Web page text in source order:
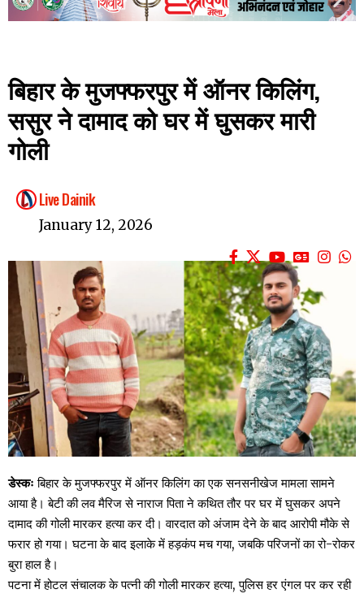
बिहार के मुजफ्फरपुर में ऑनर किलिंग,
ससुर ने दामाद को घर में घुसकर मारी
गोली
Live Dainik
January 12, 2026
डेस्कः बिहार के मुजफ्फरपुर में ऑनर किलिंग का एक सनसनीखेज मामला सामने
आया है। बेटी की लव मैरिज से नाराज पिता ने कथित तौर पर घर में घुसकर अपने
दामाद की गोली मारकर हत्या कर दी। वारदात को अंजाम देने के बाद आरोपी मौके से
फरार हो गया। घटना के बाद इलाके में हड़कंप मच गया, जबकि परिजनों का रो-रोकर
बुरा हाल है।
पटना में होटल संचालक के पत्नी की गोली मारकर हत्या, पुलिस हर एंगल पर कर रही